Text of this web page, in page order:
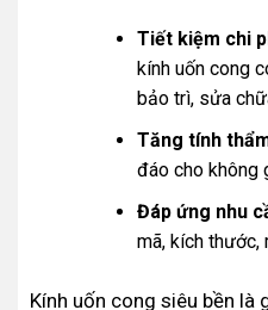
Tiết kiệm chi
kính uốn cong
bảo trì, sửa
Tăng tính
đáo cho không
Đáp ứng nhu
mã, kích thước,
Kính uốn cong siêu bền là